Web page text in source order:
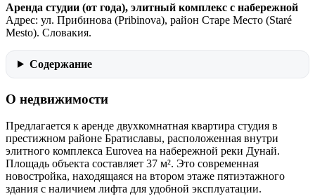
Аренда студии (от года), элитный комплекс с набережной
Aдрес: ул. Прибинова (Pribinova), район Старе Место (Staré
Mesto). Словакия.
Содержание
О недвижимости
Предлагается к аренде двухкомнатная квартира студия в
престижном районе Братиславы, расположенная внутри
элитного комплекса Eurovea на набережной реки Дунай.
Площадь объекта составляет 37 м². Это современная
новостройка, находящаяся на втором этаже пятиэтажного
здания с наличием лифта для удобной эксплуатации.